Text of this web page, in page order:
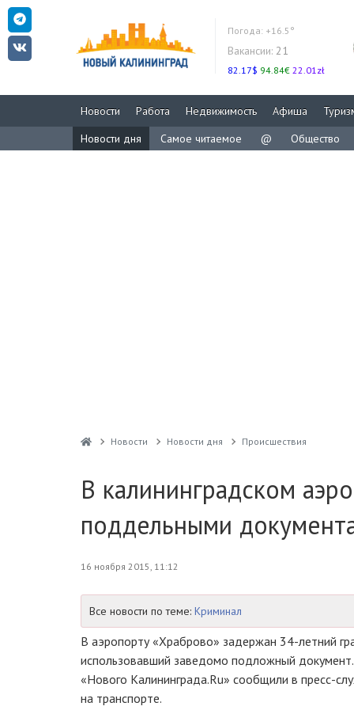
Погода: +16.5°
Вакансии: 21
82.17$ 94.84€ 22.01zł
Новости Работа Недвижимость Афиша
Новости дня
Самое читаемое @ Общество
Новости Новости дня Проиcшествия
В калининградском
поддельными
16 ноября 2015, 11:12
Все новости по теме: Криминал
В аэропорту «Храброво» задержан 34-летний
использовавший заведомо подложный
«Нового Калининграда.Ru» сообщили в пресс-
на транспорте.